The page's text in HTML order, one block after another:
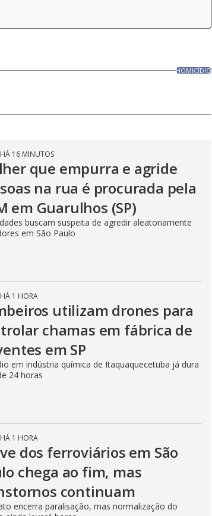
HOMICÍDIO
HÁ 16 MINUTOS
que empurra e agride
na rua é procurada pela
em Guarulhos (SP)
buscam suspeita de agredir aleatoriamente
em São Paulo
HÁ 1 HORA
utilizam drones para
chamas em fábrica de
em SP
em indústria química de Itaquaquecetuba já dura
24 horas
HÁ 1 HORA
dos ferroviários em São
chega ao fim, mas
continuam
encerra paralisação, mas normalização do